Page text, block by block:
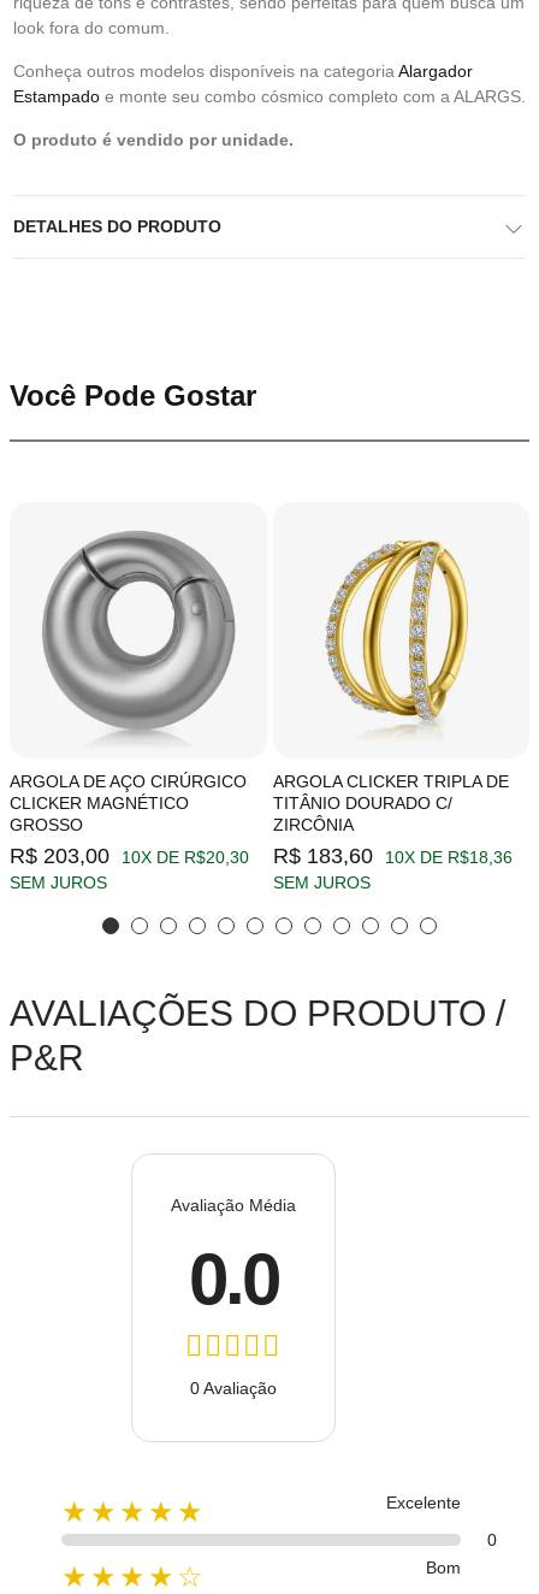
look fora do comum.
Conheça outros modelos disponíveis na categoria Alargador
Estampado e monte seu combo cósmico completo com a ALARGS.
O produto é vendido por unidade.
DETALHES DO PRODUTO
Você Pode Gostar
ARGOLA DE AÇO CIRÚRGICO
CLICKER MAGNÉTICO
GROSSO
R$ 203,00
10X DE R$20,30
SEM JUROS
ARGOLA CLICKER TRIPLA DE
TITÂNIO DOURADO C/
ZIRCÔNIA
R$ 183,60
10X DE R$18,36
SEM JUROS
AVALIAÇÕES DO PRODUTO /
P&R
Avaliação Média
0.0
0 Avaliação
★★★★★
Excelente
0
★★★★☆
Bom